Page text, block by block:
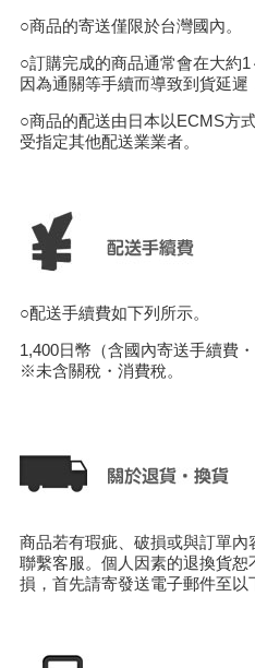
○商品的寄送僅限於台灣國內。
○訂購完成的商品通常會在大約
因為通關等手續而導致到貨延遲
○商品的配送由日本以ECMS方
受指定其他配送業業者。
○配送手續費如下列所示。
1,400日幣（含國內寄送手續費・
※未含關稅・消費稅。
商品若有瑕疵、破損或與訂單
聯繫客服。個人因素的退換貨
損，首先請寄發送電子郵件至以